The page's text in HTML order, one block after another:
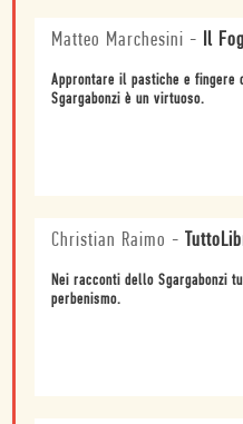
Matteo Marchesini - Il
Approntare il pastiche e
Sgargabonzi è un virtuoso.
Christian Raimo -
Nei racconti dello Sgargabonzi
perbenismo.